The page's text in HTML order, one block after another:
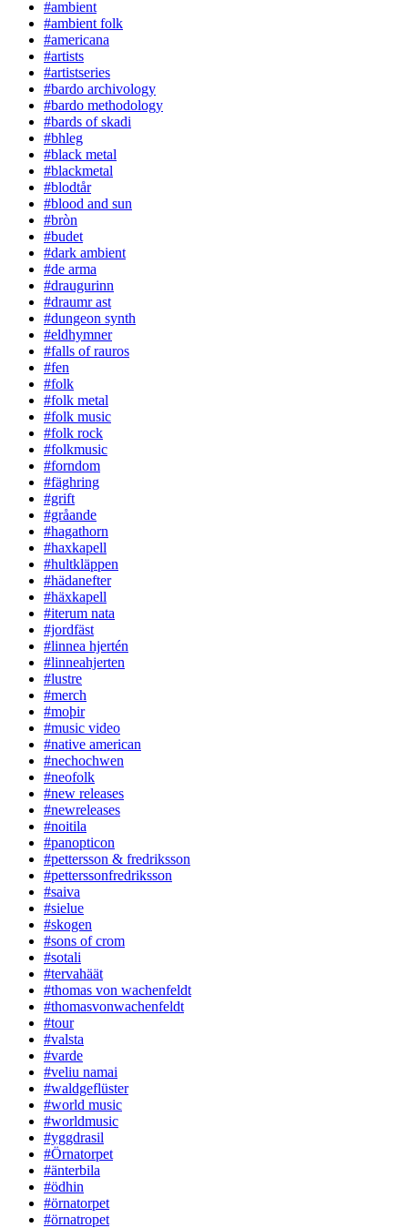
#ambient
#ambient folk
#americana
#artists
#artistseries
#bardo archivology
#bardo methodology
#bards of skadi
#bhleg
#black metal
#blackmetal
#blodtår
#blood and sun
#bròn
#budet
#dark ambient
#de arma
#draugurinn
#draumr ast
#dungeon synth
#eldhymner
#falls of rauros
#fen
#folk
#folk metal
#folk music
#folk rock
#folkmusic
#forndom
#fäghring
#grift
#gråande
#hagathorn
#haxkapell
#hultkläppen
#hädanefter
#häxkapell
#iterum nata
#jordfäst
#linnea hjertén
#linneahjerten
#lustre
#merch
#moþir
#music video
#native american
#nechochwen
#neofolk
#new releases
#newreleases
#noitila
#panopticon
#pettersson & fredriksson
#petterssonfredriksson
#saiva
#sielue
#skogen
#sons of crom
#sotali
#tervahäät
#thomas von wachenfeldt
#thomasvonwachenfeldt
#tour
#valsta
#varde
#veliu namai
#waldgeflüster
#world music
#worldmusic
#yggdrasil
#Örnatorpet
#änterbila
#ödhin
#örnatorpet
#örnatropet